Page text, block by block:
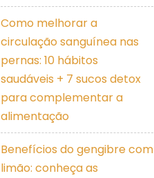
Como melhorar a
circulação sanguínea nas
pernas: 10 hábitos
saudáveis + 7 sucos detox
para complementar a
alimentação
Benefícios do gengibre com
limão: conheça as